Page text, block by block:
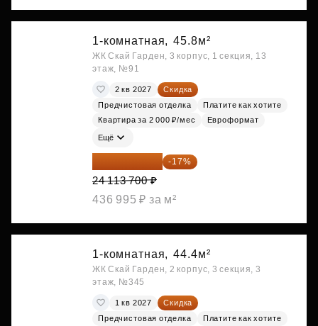
1-комнатная, 45.8м²
ЖК Скай Гарден, 3 корпус, 1 секция, 13
этаж, №91
2 кв 2027
Скидка
Предчистовая отделка
Платите как хотите
Квартира за 2 000 ₽/мес
Евроформат
Ещё
20 014 371 ₽ -17%
24 113 700 ₽
436 995 ₽ за м²
1-комнатная, 44.4м²
ЖК Скай Гарден, 2 корпус, 3 секция, 3
этаж, №345
1 кв 2027
Скидка
Предчистовая отделка
Платите как хотите